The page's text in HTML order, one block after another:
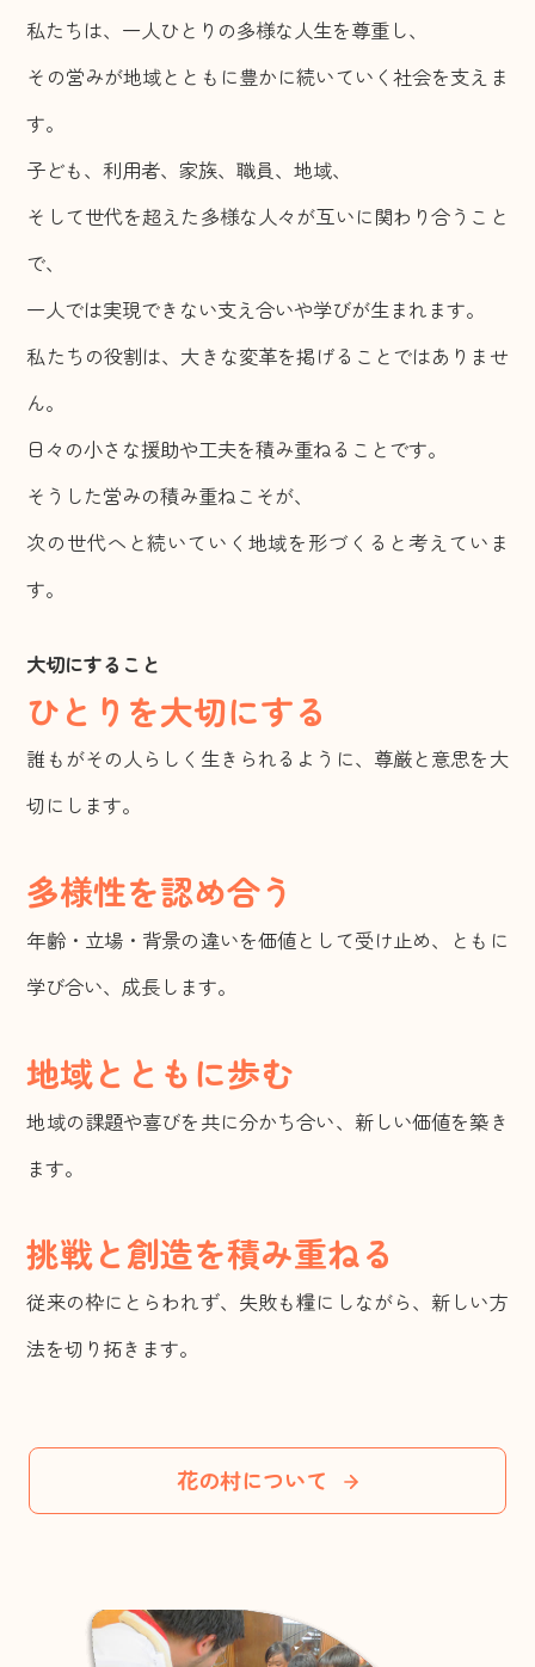
私たちは、一人ひとりの多様な人生を尊重し、
その営みが地域とともに豊かに続いていく社会を支えま
す。
子ども、利用者、家族、職員、地域、
そして世代を超えた多様な人々が互いに関わり合うこと
で、
一人では実現できない支え合いや学びが生まれます。
私たちの役割は、大きな変革を掲げることではありませ
ん。
日々の小さな援助や工夫を積み重ねることです。
そうした営みの積み重ねこそが、
次の世代へと続いていく地域を形づくると考えていま
す。
大切にすること
ひとりを大切にする
誰もがその人らしく生きられるように、尊厳と意思を大
切にします。
多様性を認め合う
年齢・立場・背景の違いを価値として受け止め、ともに
学び合い、成長します。
地域とともに歩む
地域の課題や喜びを共に分かち合い、新しい価値を築き
ます。
挑戦と創造を積み重ねる
従来の枠にとらわれず、失敗も糧にしながら、新しい方
法を切り拓きます。
花の村について